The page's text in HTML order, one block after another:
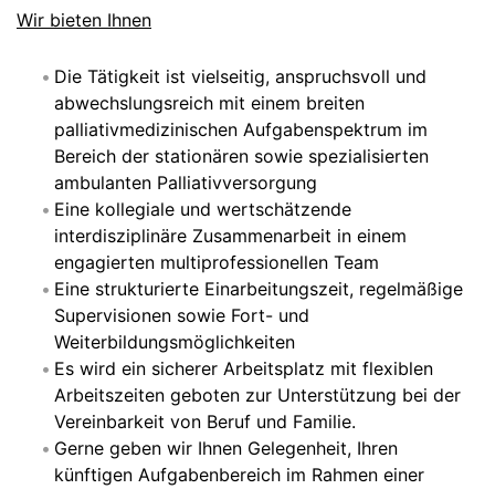
Wir bieten Ihnen
Die Tätigkeit ist vielseitig, anspruchsvoll und
abwechslungsreich mit einem breiten
palliativmedizinischen Aufgabenspektrum im
Bereich der stationären sowie spezialisierten
ambulanten Palliativversorgung
Eine kollegiale und wertschätzende
interdisziplinäre Zusammenarbeit in einem
engagierten multiprofessionellen Team
Eine strukturierte Einarbeitungszeit, regelmäßige
Supervisionen sowie Fort- und
Weiterbildungsmöglichkeiten
Es wird ein sicherer Arbeitsplatz mit flexiblen
Arbeitszeiten geboten zur Unterstützung bei der
Vereinbarkeit von Beruf und Familie.
Gerne geben wir Ihnen Gelegenheit, Ihren
künftigen Aufgabenbereich im Rahmen einer